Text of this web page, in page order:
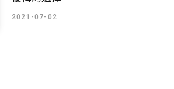
2021-07-02